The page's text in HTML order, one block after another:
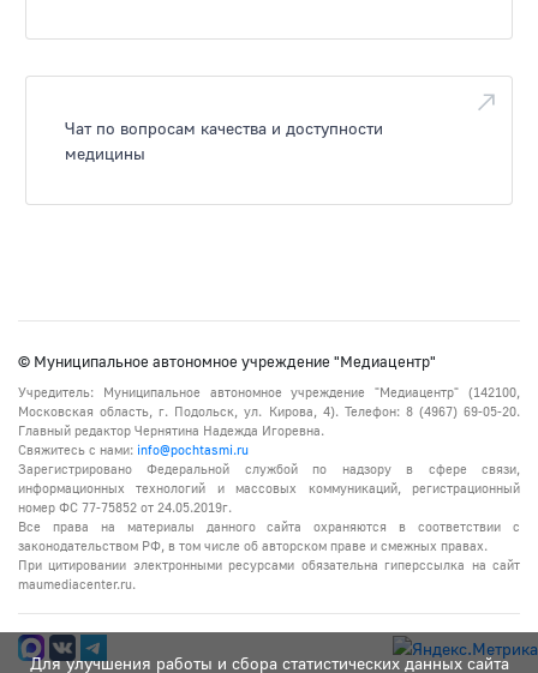
Чат по вопросам качества и доступности
медицины
Для улучшения работы и сбора статистических данных сайта
© Муниципальное автономное учреждение "Медиацентр"
Учредитель: Муниципальное автономное учреждение "Медиацентр" (142100,
Московская область, г. Подольск, ул. Кирова, 4). Телефон: 8 (4967) 69-05-20.
Главный редактор Чернятина Надежда Игоревна.
Свяжитесь с нами: info@pochtasmi.ru
Зарегистрировано Федеральной службой по надзору в сфере связи,
информационных технологий и массовых коммуникаций, регистрационный
номер ФС 77-75852 от 24.05.2019г.
Все права на материалы данного сайта охраняются в соответствии с
законодательством РФ, в том числе об авторском праве и смежных правах.
При цитировании электронными ресурсами обязательна гиперссылка на сайт
maumediacenter.ru.